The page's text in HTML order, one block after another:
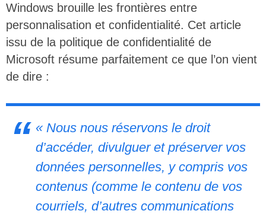
Windows brouille les frontières entre
personnalisation et confidentialité. Cet article
issu de la politique de confidentialité de
Microsoft résume parfaitement ce que l’on vient
de dire :
« Nous nous réservons le droit
d’accéder, divulguer et préserver vos
données personnelles, y compris vos
contenus (comme le contenu de vos
courriels, d’autres communications